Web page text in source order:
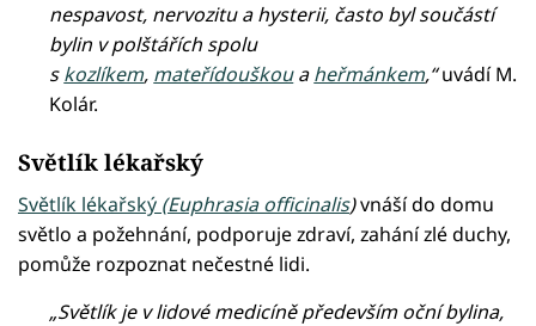
nespavost, nervozitu a hysterii, často byl součástí
bylin v polštářích spolu
skozlíkem, mateřídouškouaheřmánkem,“uvádí M.
Kolár.
Světlík lékařský
Světlík lékařský (Euphrasia officinalis)vnáší do domu
světlo a požehnání, podporuje zdraví, zahání zlé duchy,
pomůže rozpoznat nečestné lidi.
„Světlík je v lidové medicíně především oční bylina,